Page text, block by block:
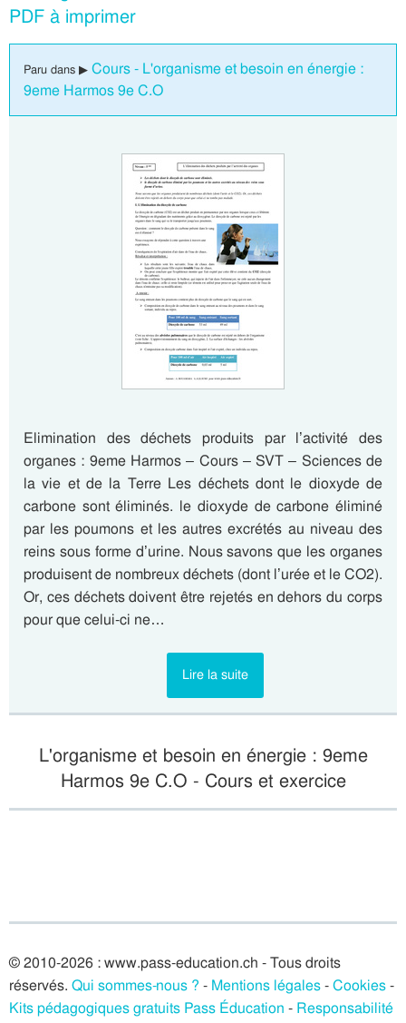
PDF à imprimer
Paru dans ▶ Cours - L'organisme et besoin en énergie :
9eme Harmos 9e C.O
Elimination des déchets produits par l’activité des
organes : 9eme Harmos – Cours – SVT – Sciences de
la vie et de la Terre Les déchets dont le dioxyde de
carbone sont éliminés. le dioxyde de carbone éliminé
par les poumons et les autres excrétés au niveau des
reins sous forme d’urine. Nous savons que les organes
produisent de nombreux déchets (dont l’urée et le CO2).
Or, ces déchets doivent être rejetés en dehors du corps
pour que celui-ci ne…
Lire la suite
L'organisme et besoin en énergie : 9eme
Harmos 9e C.O - Cours et exercice
© 2010-2026 : www.pass-education.ch - Tous droits
réservés. Qui sommes-nous ? - Mentions légales-Cookies-
Kits pédagogiques gratuits Pass Éducation - Responsabilité